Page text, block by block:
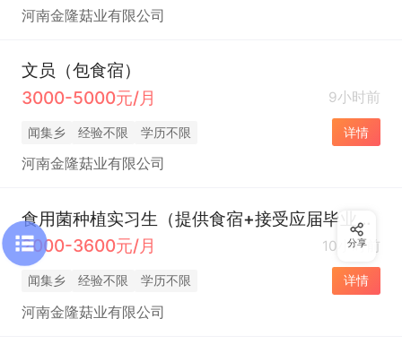
河南金隆菇业有限公司
文员（包食宿）
3000-5000元/月
9小时前
闻集乡 经验不限 学历不限 详情
河南金隆菇业有限公司
食用菌种植实习生（提供食宿+接受应届毕业生）
2000-3600元/月
10小时前
闻集乡 经验不限 学历不限 详情
河南金隆菇业有限公司
分享